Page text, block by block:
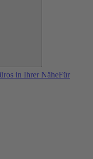
in Ihrer NäheFür